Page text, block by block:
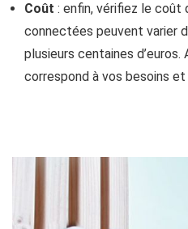
Coût : enfin, vérifiez le coût
connectées peuvent varier
plusieurs centaines
correspond à vos besoins